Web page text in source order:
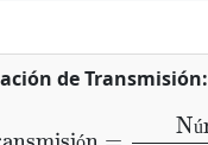
de Transmisión:
ú